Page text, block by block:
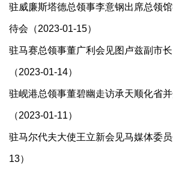
驻威廉斯塔德总领事李意钢出席总领馆
待会（2023-01-15）
驻马赛总领事董广利会见图卢兹副市
（2023-01-14）
驻岘港总领事董碧幽走访承天顺化省
（2023-01-11）
驻马尔代夫大使王立新会见马媒体委
13）